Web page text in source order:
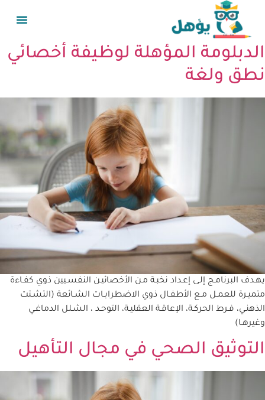
الدبلومة المؤهلة لوظيفة أخصائي
نطق ولغة
يهـدف البرنامـج إلـى إعـداد نخبـة مـن الأخصائيـن النفسـيين ذوي كفـاءة
متميـرة للعمـل مـع الأطفـال ذوي الاضطرابـات الشـائعة (التشـتت
الذهنـي، فـرط الحركـة، الإعاقـة العقليـة، التوحـد ، الشـلل الدماغـي
وغيرهـا)
التوثيق الصحي في مجال التأهيل